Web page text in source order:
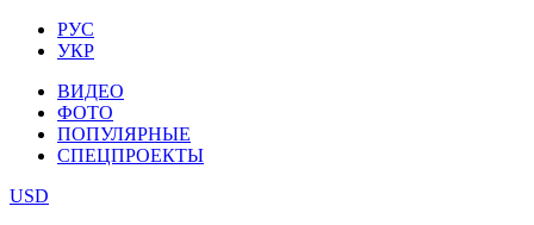
РУС
УКР
ВИДЕО
ФОТО
ПОПУЛЯРНЫЕ
СПЕЦПРОЕКТЫ
USD